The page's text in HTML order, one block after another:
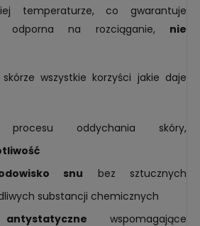
temperaturze, co gwarantuje
odporna na rozciąganie, nie
wszystkie korzyści jakie daje
procesu oddychania skóry,
snu bez sztucznych
substancji chemicznych
wspomagające